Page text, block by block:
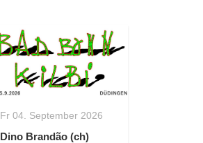
Fr 04. September 2026
Dino Brandão (ch)